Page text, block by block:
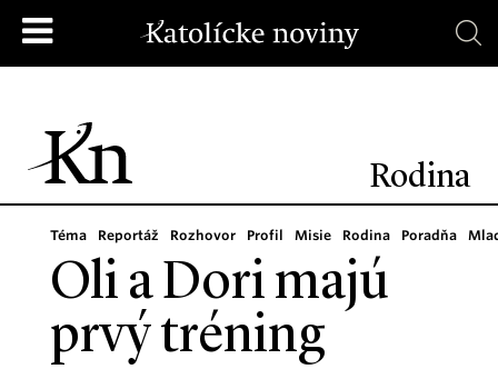
Rodina
Téma Reportáž Rozhovor Profil Misie Rodina Poradňa
Oli a Dori majú
prvý tréning